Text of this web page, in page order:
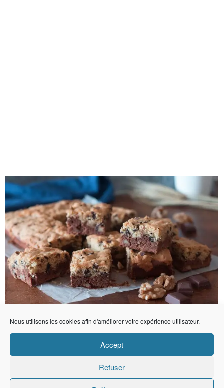
Nous utilisons les cookies afin d'améliorer votre expérience utilisateur.
Accept
Refuser